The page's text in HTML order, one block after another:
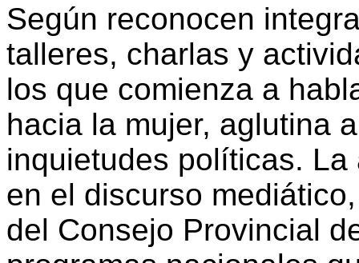
Según reconocen
talleres, charlas y
los que comienza a
hacia la mujer, aglutina
inquietudes políticas.
en el discurso
del Consejo Provincial